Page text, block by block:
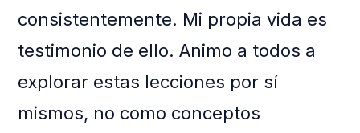
consistentemente. Mi propia vida es
testimonio de ello. Animo a todos a
explorar estas lecciones por sí
mismos, no como conceptos